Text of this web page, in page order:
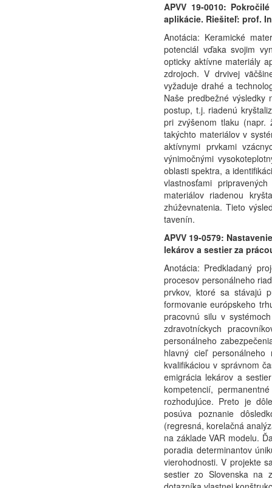
APVV 19-0010:
aplikácie. Riešiteľ: prof.
Anotácia: Keramické
potenciál vďaka svojim
opticky aktívne materiály
zdrojoch. V drvivej
vyžaduje drahé a
Naše predbežné
postup, t.j. riadenú
pri zvýšenom tlaku (napr.
takýchto materiálov v
aktívnymi prvkami
výnimočnými
oblasti spektra, a
vlastnosťami
materiálov riadenou
zhúževnatenia. Tieto
tavenín.
APVV 19-0579:
lekárov a sestier za
Anotácia: Predkladaný
procesov personálneho
prvkov, ktoré sa stávajú
formovanie európskeho
pracovnú silu v
zdravotníckych
personálneho
hlavný cieľ
kvalifikáciou v správnom
emigrácia lekárov a
kompetencií,
rozhodujúce. Preto je
posúva poznanie
(regresná, korelačná
na základe VAR modelu.
poradia determinantov
vierohodnosti. V projekte
sestier zo Slovenska na